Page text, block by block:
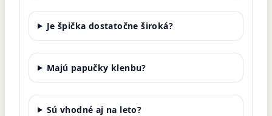
Je špička dostatočne široká?
Majú papučky klenbu?
Sú vhodné aj na leto?